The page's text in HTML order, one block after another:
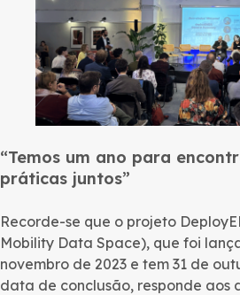
“Temos um ano para
práticas juntos”
Recorde-se que o projeto
Mobility Data Space), que foi
novembro de 2023 e tem 31 de
data de conclusão, responde aos